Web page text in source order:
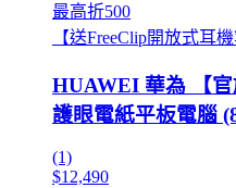
最高折500
【送FreeClip開放式耳機
HUAWEI 華為 【官
護眼電紙平板電腦
(1)
$12,490